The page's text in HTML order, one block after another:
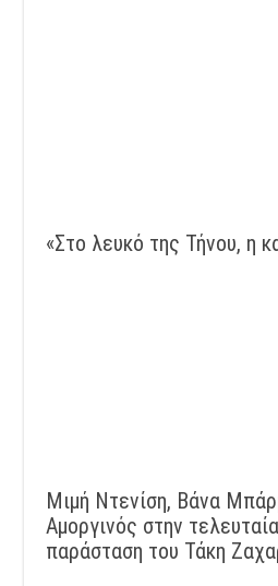
«Στο λευκό της Τήνου, η
Μιμή Ντενίση, Βάνα
Αμοργινός στην
παράσταση του Τάκη